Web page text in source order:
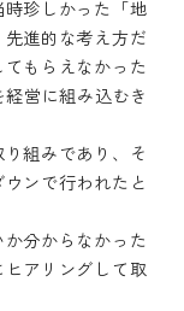
珍しかった「地
進的な考え方だ
もらえなかった
営に組み込むき
組みであり、そ
ンで行われたと
分からなかった
アリングして取